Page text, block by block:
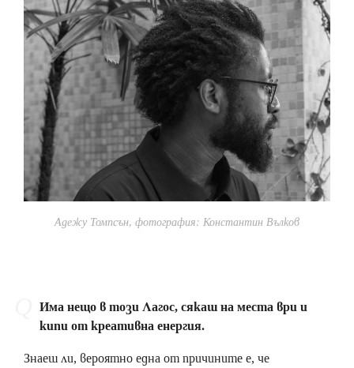
Адежу Томпсън, фотография: Константин Вълков
Има нещо в този Лагос, сякаш на места ври и
кипи от креативна енергия.
Знаеш ли, вероятно една от причините е, че